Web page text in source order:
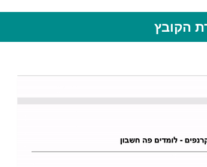
הקובץ